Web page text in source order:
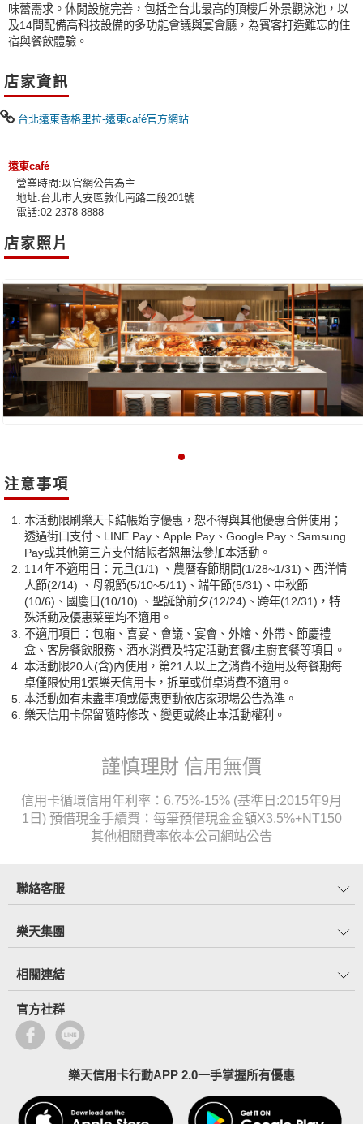
味蕾需求。休閒設施完善，包括全台北最高的頂樓戶外景觀泳池，以
及14間配備高科技設備的多功能會議與宴會廳，為賓客打造難忘的住
宿與餐飲體驗。
店家資訊
台北遠東香格里拉-遠東café官方網站
遠東café
營業時間:以官網公告為主
地址:台北市大安區敦化南路二段201號
電話:02-2378-8888
店家照片
注意事項
本活動限刷樂天卡結帳始享優惠，恕不得與其他優惠合併使用；
透過街口支付、LINE Pay、Apple Pay、Google Pay、Samsung
Pay或其他第三方支付結帳者恕無法參加本活動。
114年不適用日：元旦(1/1) 、農曆春節期間(1/28~1/31)、西洋情
人節(2/14) 、母親節(5/10~5/11)、端午節(5/31)、中秋節
(10/6)、國慶日(10/10) 、聖誕節前夕(12/24)、跨年(12/31)，特
殊活動及優惠菜單均不適用。
不適用項目：包廂、喜宴、會議、宴會、外燴、外帶、節慶禮
盒、客房餐飲服務、酒水消費及特定活動套餐/主廚套餐等項目。
本活動限20人(含)內使用，第21人以上之消費不適用及每餐期每
桌僅限使用1張樂天信用卡，拆單或併桌消費不適用。
本活動如有未盡事項或優惠更動依店家現場公告為準。
樂天信用卡保留隨時修改、變更或終止本活動權利。
謹慎理財 信用無價
信用卡循環信用年利率：6.75%-15% (基準日:2015年9月
1日) 預借現金手續費：每筆預借現金金額X3.5%+NT150
其他相關費率依本公司網站公告
聯絡客服
樂天集團
相關連結
官方社群
樂天信用卡行動APP 2.0一手掌握所有優惠